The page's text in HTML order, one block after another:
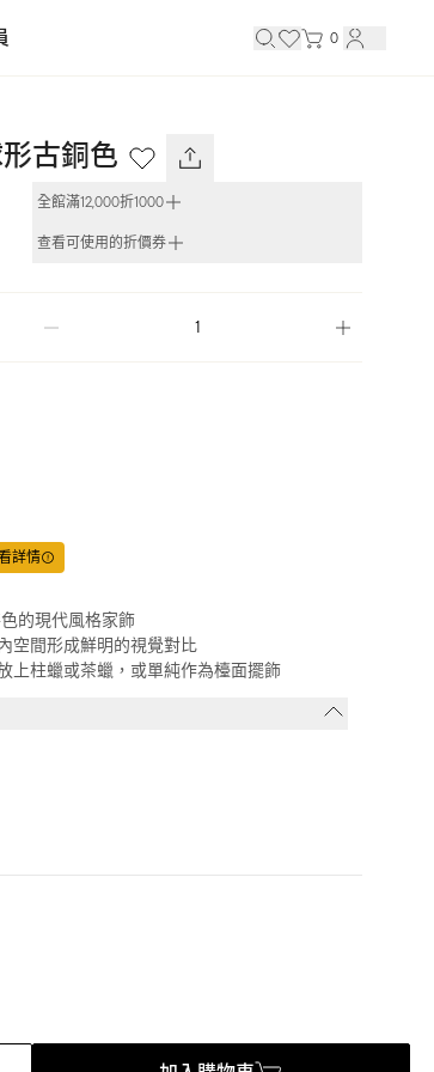
0
古銅色
全館滿12,000折1000
查看可使用的折價券
詳情
的現代風格家飾
空間形成鮮明的視覺對比
上柱蠟或茶蠟，或單純作為檯面擺飾